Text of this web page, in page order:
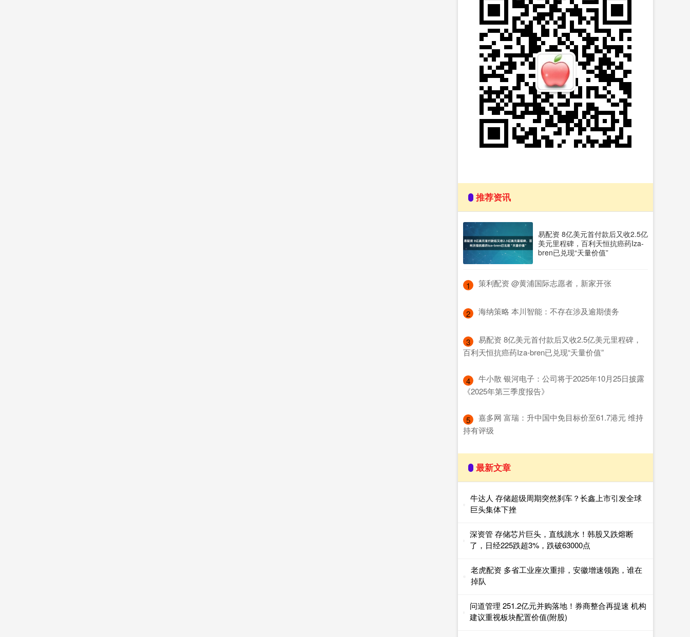
推荐资讯
易配资 8亿美元首付款后又收2.5亿
美元里程碑，百利天恒抗癌药Iza-
bren已兑现“天量价值”
1 ​策利配资 @黄浦国际志愿者，新家开张
2 ​海纳策略 本川智能：不存在涉及逾期债务
3
​易配资 8亿美元首付款后又收2.5亿美元里程碑，
百利天恒抗癌药Iza-bren已兑现“天量价值”
4
​牛小散 银河电子：公司将于2025年10月25日披露
《2025年第三季度报告》
5
​嘉多网 富瑞：升中国中免目标价至61.7港元 维持
持有评级
最新文章
牛达人 存储超级周期突然刹车？长鑫上市引发全球
巨头集体下挫
深资管 存储芯片巨头，直线跳水！韩股又跌熔断
了，日经225跌超3%，跌破63000点
老虎配资 多省工业座次重排，安徽增速领跑，谁在
掉队
问道管理 251.2亿元并购落地！券商整合再提速 机构
建议重视板块配置价值(附股)